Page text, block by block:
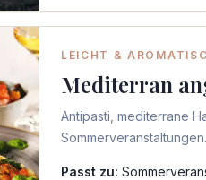
LEICHT &
Mediterran
Antipasti, mediterrane
Sommerveranstaltungen.
Passt zu: